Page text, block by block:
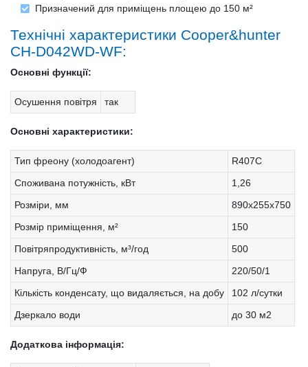
Призначений для приміщень площею до 150 м²
Технічні характеристики Cooper&hunter
CH-D042WD-WF:
Основні функції:
Осушення повітря так
Основні характеристики:
Тип фреону (холодоагент)
R407C
Споживана потужність, кВт
1,26
Розміри, мм
890х255х750
Розмір приміщення, м²
150
Повітряпродуктивність, м³/год
500
Напруга, В/Гц/Ф
220/50/1
Кількість конденсату, що видаляється, на добу
102 л/сутки
Дзеркало води
до 30 м2
Додаткова інформація: